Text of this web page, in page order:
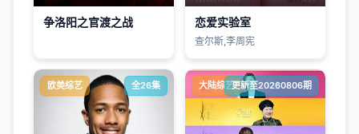
争洛阳之官渡之战 恋爱实验室
查尔斯,李周宪
欧美综艺 全26集 大陆综艺更新至20260806期